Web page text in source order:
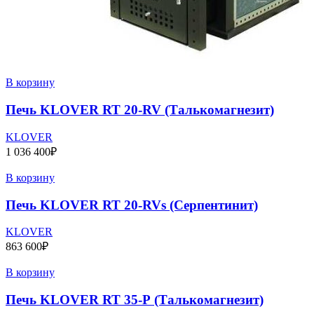
В корзину
Печь KLOVER RT 20-RV (Талькомагнезит)
KLOVER
1 036 400₽
В корзину
Печь KLOVER RT 20-RVs (Серпентинит)
KLOVER
863 600₽
В корзину
Печь KLOVER RT 35-Р (Талькомагнезит)